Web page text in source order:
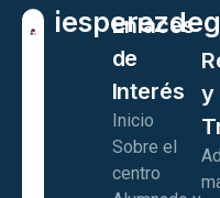
iesperezde
Enlaces
de
Interés
Inicio
Sobre el
centro
y